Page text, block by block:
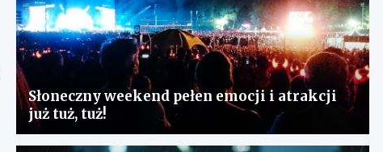
Słoneczny weekend pełen emocji i atrakcji
już tuż, tuż!